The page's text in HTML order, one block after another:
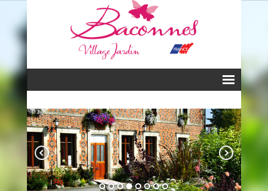
- Le palmarès
- Les fleurs au quotidien
- Historique du Fleurissement